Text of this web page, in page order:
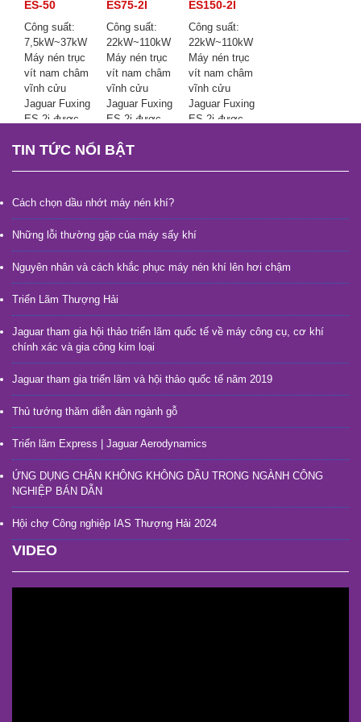
ES-50
Công suất:
7,5kW~37kW
Máy nén trục
vít nam châm
vĩnh cửu
Jaguar Fuxing
ES-2i được
rãi trong các
lượng, dệt
may, máy
móc và hóa
chất, đảm
sản xuất đáng
tin cậy và đạt
được sản
xuất an toàn,
tin cậy và ổn
định.
ES75-2I
Công suất:
22kW~110kW
Máy nén trục
vít nam châm
vĩnh cửu
Jaguar Fuxing
ES-2i được
rãi trong các
lượng, dệt
may, máy
chất, đảm
sản xuất đáng
tin cậy và đạt
được sản
xuất an toàn,
tin cậy và ổn
định.
ES150-2I
Công suất:
22kW~110kW
Máy nén trục
vít nam châm
vĩnh cửu
Jaguar Fuxing
ES-2i được
chất, đảm
sản xuất đáng
tin cậy và đạt
xuất an toàn,
tin cậy và ổn
TIN TỨC NỔI BẬT
Cách chọn dầu nhớt máy nén khí?
Những lỗi thường gặp của máy sấy khí
Nguyên nhân và cách khắc phục máy nén khí lên hơi chậm
Triển Lãm Thượng Hải
Jaguar tham gia hội thảo triển lãm quốc tế về máy công cụ, cơ khí
chính xác và gia công kim loại
Jaguar tham gia triển lãm và hội thảo quốc tế năm 2019
Thủ tướng thăm diễn đàn ngành gỗ
Triển lãm Express | Jaguar Aerodynamics
ỨNG DỤNG CHÂN KHÔNG KHÔNG DẦU TRONG NGÀNH CÔNG
NGHIỆP BÁN DẪN
Hội chợ Công nghiệp IAS Thượng Hải 2024
VIDEO